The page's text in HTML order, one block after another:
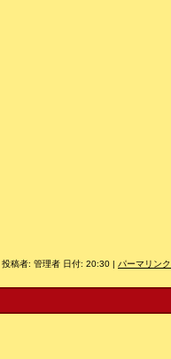
投稿者: 管理者 日付: 20:30 | パーマリンク